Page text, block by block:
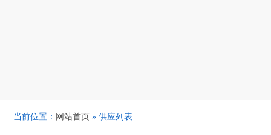
当前位置： 网站首页 » 供应列表